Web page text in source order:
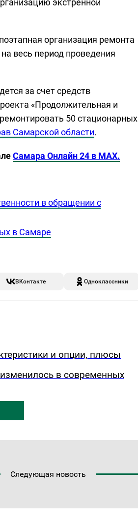
экстренной
организация ремонта
весь период проведения
за счет средств
«Продолжительная и
50 стационарных
Самарской области.
Самара Онлайн 24 в MAX.
в обращении с
в Самаре
ВКонтакте Одноклассники
и опции, плюсы
в современных
Следующая новость